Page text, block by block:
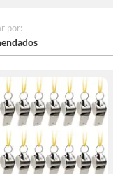
por: